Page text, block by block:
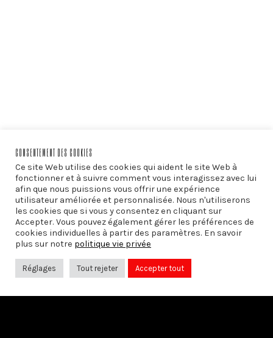
Droit et crémation: le statut juridique
CONSENTEMENT DES COOKIES
Ce site Web utilise des cookies qui aident le site Web à
fonctionner et à suivre comment vous interagissez avec lui
afin que nous puissions vous offrir une expérience
utilisateur améliorée et personnalisée. Nous n'utiliserons
les cookies que si vous y consentez en cliquant sur
Accepter. Vous pouvez également gérer les préférences de
cookies individuelles à partir des paramètres. En savoir
plus sur notre politique vie privée
Réglages Tout rejeter Accepter tout